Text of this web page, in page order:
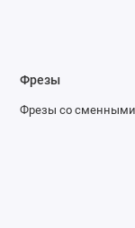
Фрезы
Фрезы со